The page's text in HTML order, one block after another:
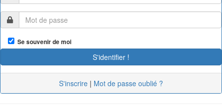
Se souvenir de moi
S'inscrire | Mot de passe oublié ?